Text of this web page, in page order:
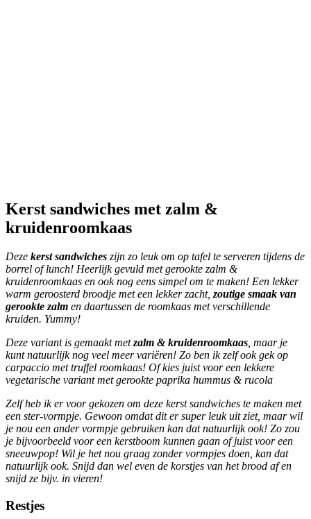
Kerst sandwiches met zalm &
kruidenroomkaas
Deze kerst sandwiches zijn zo leuk om op tafel te serveren tijdens de
borrel of lunch! Heerlijk gevuld met gerookte zalm &
kruidenroomkaas en ook nog eens simpel om te maken! Een lekker
warm geroosterd broodje met een lekker zacht,zoutige smaak van
gerookte zalm en daartussen de roomkaas met verschillende
kruiden. Yummy!
Deze variant is gemaakt metzalm & kruidenroomkaas, maar je
kunt natuurlijk nog veel meer variëren! Zo ben ik zelf ook gek op
carpaccio met truffel roomkaas! Of kies juist voor een lekkere
vegetarische variant met gerookte paprika hummus & rucola
Zelf heb ik er voor gekozen om deze kerst sandwiches te maken met
een ster-vormpje. Gewoon omdat dit er super leuk uit ziet, maar wil
je nou een ander vormpje gebruiken kan dat natuurlijk ook! Zo zou
je bijvoorbeeld voor een kerstboom kunnen gaan of juist voor een
sneeuwpop! Wil je het nou graag zonder vormpjes doen, kan dat
natuurlijk ook. Snijd dan wel even de korstjes van het brood af en
snijd ze bijv. in vieren!
Restjes